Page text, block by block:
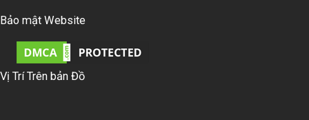
Bảo mật Website
Vị Trí Trên bản Đồ